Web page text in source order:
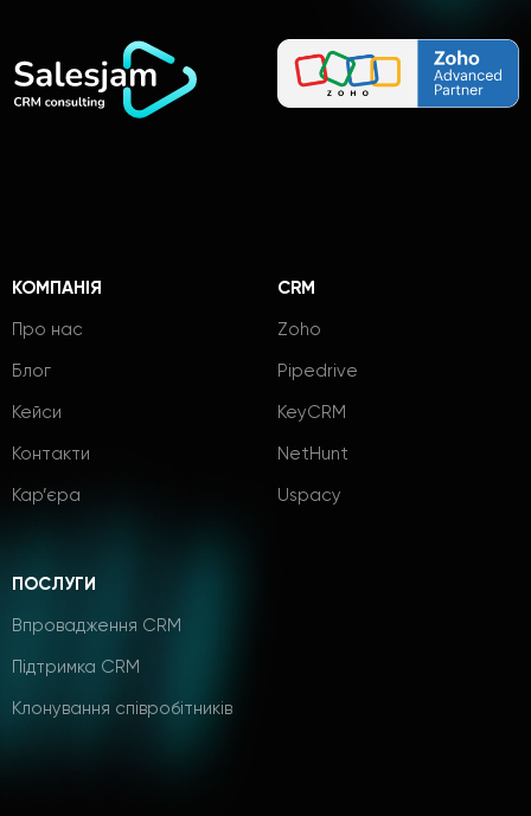
КОМПАНІЯ
Про нас
Блог
Кейси
Контакти
Кар’єра
CRM
Zoho
Pipedrive
KeyCRM
NetHunt
Uspacy
ПОСЛУГИ
Впровадження CRM
Підтримка CRM
Клонування співробітників